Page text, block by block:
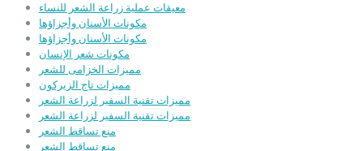
معيقات عملية زراعة الشعر للنساء
مكونات الأسنان وأجزاؤها
مكونات الأسنان وأجزاؤها
مكونات شعر الإنسان
مميزات الخزامى للشعر
مميزات تاج الزيركون
مميزات تقنية السفير لزراعة الشعر
مميزات تقنية السفير لزراعة الشعر
منع تساقط الشعر
منع تساقط الشعر